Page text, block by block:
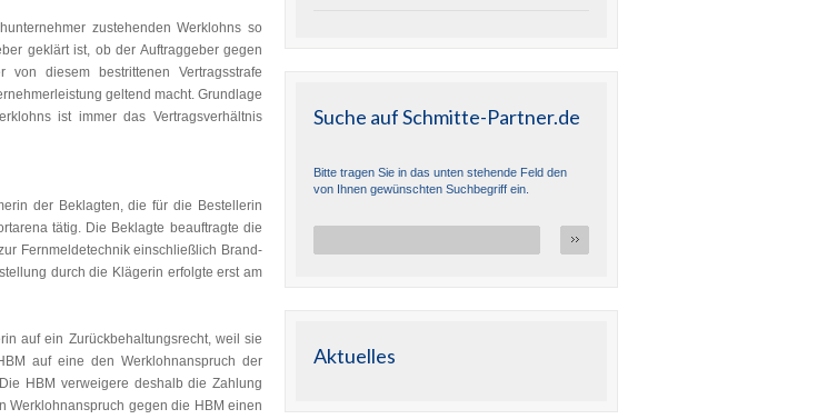
zustehenden Werklohns so
geklärt ist, ob der Auftraggeber gegen
diesem bestrittenen Vertragsstrafe
geltend macht. Grundlage
ist immer das Vertragsverhältnis
der Beklagten, die für die Bestellerin
tätig. Die Beklagte beauftragte die
Fernmeldetechnik einschließlich Brand-
durch die Klägerin erfolgte erst am
auf ein Zurückbehaltungsrecht, weil sie
auf eine den Werklohnanspruch der
HBM verweigere deshalb die Zahlung
Werklohnanspruch gegen die HBM einen
Suche auf Schmitte-Partner.de
Bitte tragen Sie in das unten stehende Feld den
von Ihnen gewünschten Suchbegriff ein.
Aktuelles